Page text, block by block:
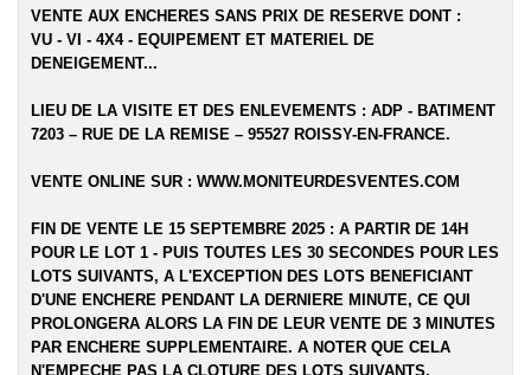
VENTE AUX ENCHERES SANS PRIX DE RESERVE DONT :
VU - VI - 4X4 - EQUIPEMENT ET MATERIEL DE
DENEIGEMENT...
LIEU DE LA VISITE ET DES ENLEVEMENTS : ADP - BATIMENT
7203 – RUE DE LA REMISE – 95527 ROISSY-EN-FRANCE.
VENTE ONLINE SUR : WWW.MONITEURDESVENTES.COM
FIN DE VENTE LE 15 SEPTEMBRE 2025 : A PARTIR DE 14H
POUR LE LOT 1 - PUIS TOUTES LES 30 SECONDES POUR LES
LOTS SUIVANTS, A L'EXCEPTION DES LOTS BENEFICIANT
D'UNE ENCHERE PENDANT LA DERNIERE MINUTE, CE QUI
PROLONGERA ALORS LA FIN DE LEUR VENTE DE 3 MINUTES
PAR ENCHERE SUPPLEMENTAIRE. A NOTER QUE CELA
N'EMPECHE PAS LA CLOTURE DES LOTS SUIVANTS.